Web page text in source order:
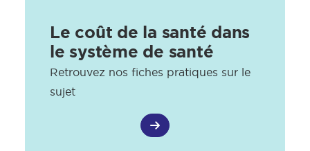
Le coût de la santé dans
le système de santé
Retrouvez nos fiches pratiques sur le
sujet